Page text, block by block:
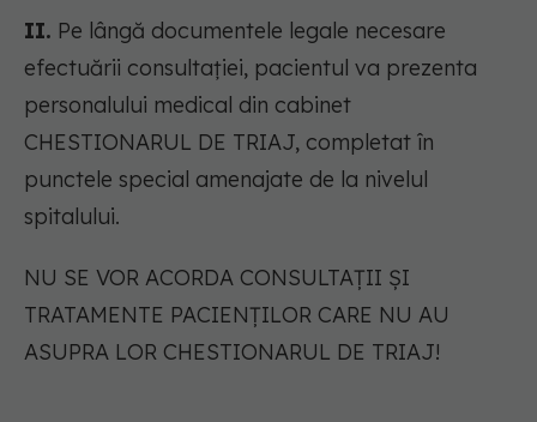
II. Pe lângă documentele legale necesare
efectuării consultaţiei, pacientul va prezenta
personalului medical din cabinet
CHESTIONARUL DE TRIAJ, completat în
punctele special amenajate de la nivelul
spitalului.
NU SE VOR ACORDA CONSULTAŢII ŞI
TRATAMENTE PACIENŢILOR CARE NU AU
ASUPRA LOR CHESTIONARUL DE TRIAJ!